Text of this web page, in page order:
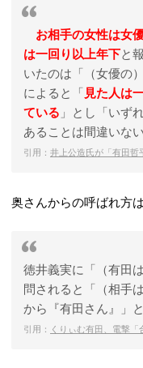
お相手の女性は女
は一回り以上年下と
いたのは「（女優の
によると「 見た人は
ている 」とし「いず
あることは間違いな
引用： 井上公造氏が「有田哲
奥さんからの呼ばれ方
徳井義実に「（有田
問されると「（相手
から『有田さん』」
引用： くりぃむ有田、電撃